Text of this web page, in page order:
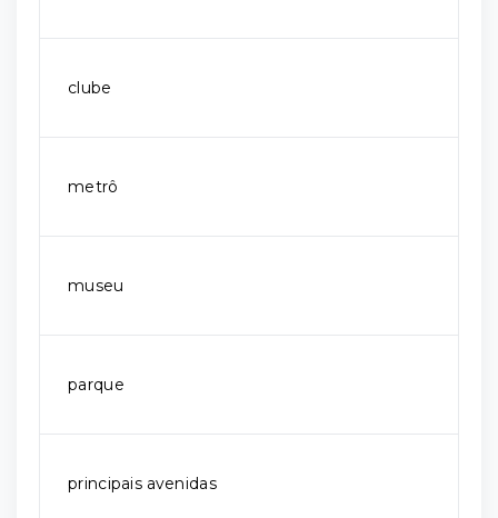
clube
metrô
museu
parque
principais avenidas